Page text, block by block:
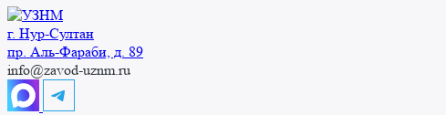
г. Нур-Cултан
пр. Аль-Фараби, д. 89
info@zavod-uznm.ru